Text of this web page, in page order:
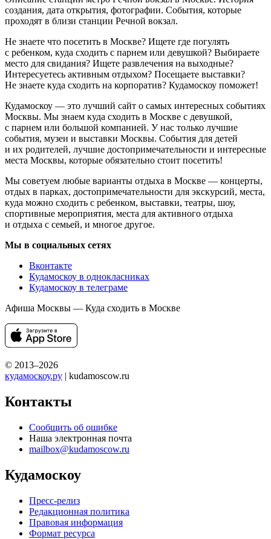
создания, дата открытия, фотографии. События, которые
проходят в близи станции Речной вокзал.
Не знаете что посетить в Москве? Ищете где погулять
с ребенком, куда сходить с парнем или девушкой? Выбираете
место для свидания? Ищете развлечения на выходные?
Интересуетесь активным отдыхом? Посещаете выставки?
Не знаете куда сходить на корпоратив? Кудамоскоу поможет!
Кудамоскоу — это лучший сайт о самых интересных событиях
Москвы. Мы знаем куда сходить в Москве с девушкой,
с парнем или большой компанией. У нас только лучшие
события, музеи и выставки Москвы. События для детей
и их родителей, лучшие достопримечательности и интересные
места Москвы, которые обязательно стоит посетить!
Мы советуем любые варианты отдыха в Москве — концерты,
отдых в парках, достопримечательности для экскурсий, места,
куда можно сходить с ребенком, выставки, театры, шоу,
спортивные мероприятия, места для активного отдыха
и отдыха с семьей, и многое другое.
Мы в социальных сетях
Вконтакте
Кудамоскоу в однокласниках
Кудамоскоу в телеграме
Афиша Москвы — Куда сходить в Москве
© 2013–2026
кудамоскоу.ру | kudamoscow.ru
Контакты
Сообщить об ошибке
Наша электронная почта
mailbox@kudamoscow.ru
Кудамоскоу
Пресс-релиз
Редакционная политика
Правовая информация
Формат ресурса